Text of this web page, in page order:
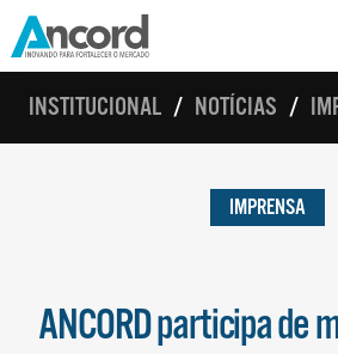
INSTITUCIONAL NOTÍCIAS
IMPRENSA
ANCORD participa de